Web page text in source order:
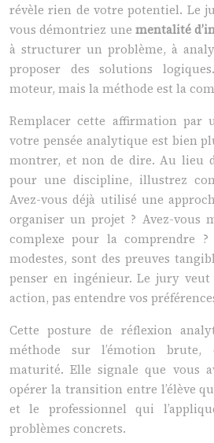
révèle rien de votre potentiel. Le
vous démontriez une mentalité
à structurer un problème, à
proposer des solutions
moteur, mais la méthode est la
Remplacer cette affirmation par
votre pensée analytique est bien
montrer, et non de dire. Au lieu
pour une discipline, illustrez
Avez-vous déjà utilisé une
organiser un projet ? Avez-vous
complexe pour la comprendre ?
modestes, sont des preuves
penser en ingénieur. Le jury
action, pas entendre vos
Cette posture de réflexion
méthode sur l’émotion
maturité. Elle signale que vous
opérer la transition entre l’élève
et le professionnel qui
problèmes concrets.